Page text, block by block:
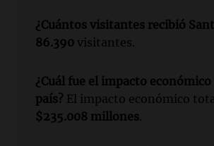
¿Cuántos visitantes recibió
86.390 visitantes.
¿Cuál fue el impacto
país? El impacto económico
$235.008 millones.